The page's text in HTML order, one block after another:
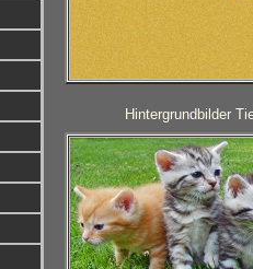
Hintergrundbilder